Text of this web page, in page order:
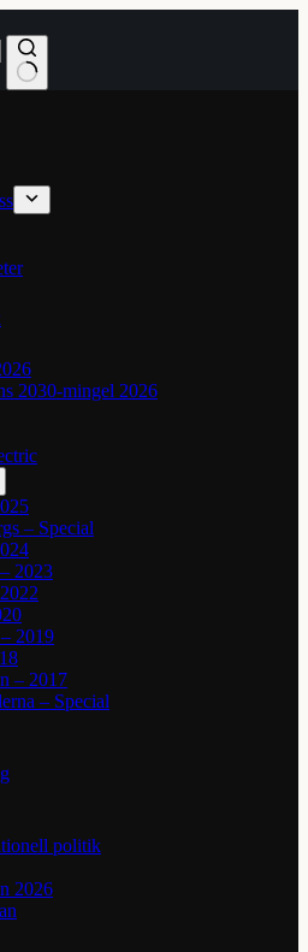
2030-mingel 2026
– Special
2023
2019
– 2017
– Special
politik
2026